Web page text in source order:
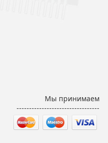
Мы принимаем
---------------------------------